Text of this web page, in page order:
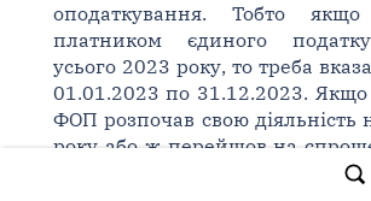
оподаткування. Тобто
платником єдиного
усього 2023 року, то треба
01.01.2023 по 31.12.2023. Якщо
ФОП розпочав свою діяльність
року або ж перейшов на
в середині 2023 року, то